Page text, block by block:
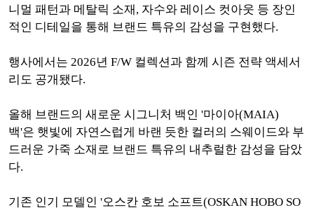
니멀 패턴과 메탈릭 소재, 자수와 레이스 컷아웃 등 장인
적인 디테일을 통해 브랜드 특유의 감성을 구현했다.
행사에서는 2026년 F/W 컬렉션과 함께 시즌 전략 액세서
리도 공개됐다.
올해 브랜드의 새로운 시그니처 백인 '마이아(MAIA)
백'은 햇빛에 자연스럽게 바랜 듯한 컬러의 스웨이드와 부
드러운 가죽 소재로 브랜드 특유의 내추럴한 감성을 담았
다.
기존 인기 모델인 '오스칸 호보 소프트(OSKAN HOBO SO